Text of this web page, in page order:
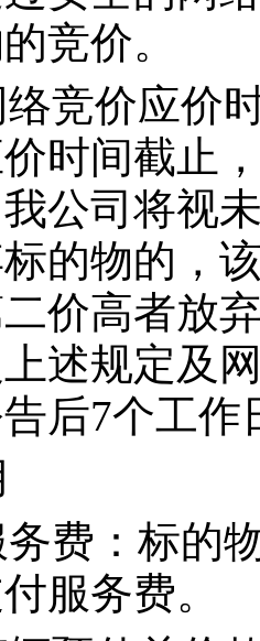
竞价。
络竞价应价
时间截止
公司将视
的物的，
价高者放
述规定及
后7个工作
务费：标的
服务费。